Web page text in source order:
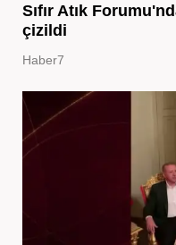
Sıfır Atık
çizildi
Haber7